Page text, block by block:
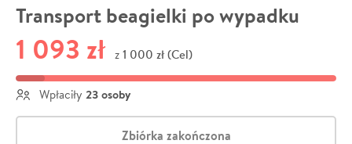
Transport beagielki po wypadku
1 093 zł z 1 000 zł (Cel)
Wpłaciły 23 osoby
Zbiórka zakończona